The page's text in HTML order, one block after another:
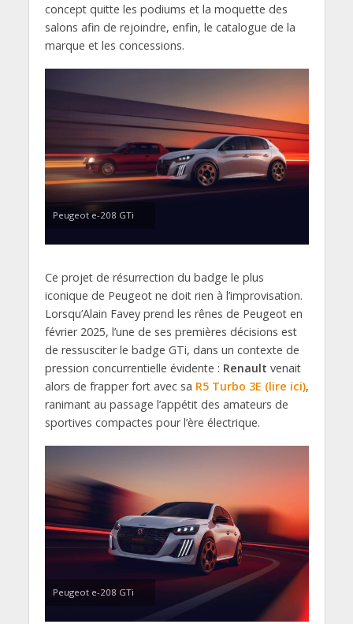
concept quitte les podiums et la moquette des
salons afin de rejoindre, enfin, le catalogue de la
marque et les concessions.
Peugeot e-208 GTi
Ce projet de résurrection du badge le plus
iconique de Peugeot ne doit rien à l’improvisation.
Lorsqu’Alain Favey prend les rênes de Peugeot en
février 2025, l’une de ses premières décisions est
de ressusciter le badge GTi, dans un contexte de
pression concurrentielle évidente : Renault venait
alors de frapper fort avec sa R5 Turbo 3E (lire ici),
ranimant au passage l’appétit des amateurs de
sportives compactes pour l’ère électrique.
Peugeot e-208 GTi